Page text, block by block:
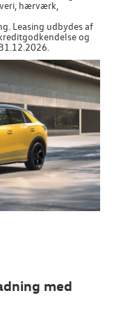
hærværk,
Leasing udbydes af
og
med